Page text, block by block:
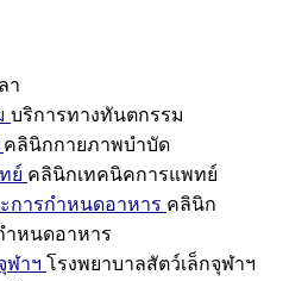
า
บริการทางทันตกรรม
คลินิกกายภาพบำบัด
ย์ คลินิกเทคนิคการแพทย์
การกำหนดอาหาร คลินิก
ำหนดอาหาร
ฬาฯ โรงพยาบาลสัตว์เล็กจุฬาฯ